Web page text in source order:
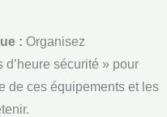
: Organisez
sécurité » pour
de ces équipements et les